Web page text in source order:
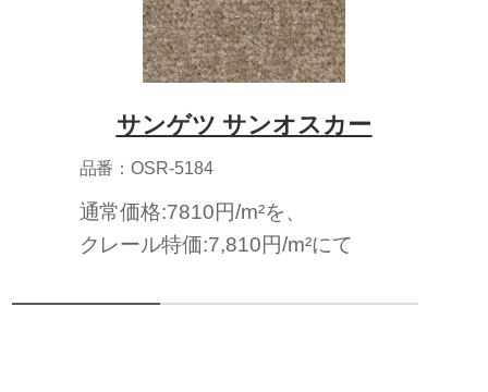
サンゲツ サンオスカー
品番：OSR-5184
通常価格:7810円/m²を、
クレール特価:7,810円/m²にて